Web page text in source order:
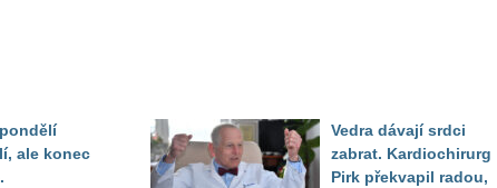
ale konec
Vedra dávají srdci
zabrat. Kardiochirurg
Pirk překvapil radou,